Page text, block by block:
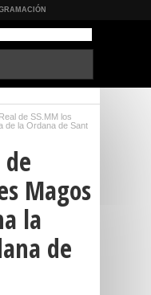
de SS.MM los
de la Ordana de Sant
Magos
la
de